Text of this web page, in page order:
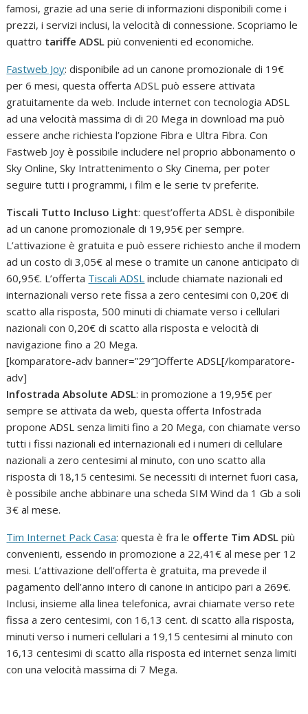
famosi, grazie ad una serie di informazioni disponibili come i
prezzi, i servizi inclusi, la velocità di connessione. Scopriamo le
quattro tariffe ADSL più convenienti ed economiche.
Fastweb Joy: disponibile ad un canone promozionale di 19€
per 6 mesi, questa offerta ADSL può essere attivata
gratuitamente da web. Include internet con tecnologia ADSL
ad una velocità massima di di 20 Mega in download ma può
essere anche richiesta l’opzione Fibra e Ultra Fibra. Con
Fastweb Joy è possibile includere nel proprio abbonamento o
Sky Online, Sky Intrattenimento o Sky Cinema, per poter
seguire tutti i programmi, i film e le serie tv preferite.
Tiscali Tutto Incluso Light: quest’offerta ADSL è disponibile
ad un canone promozionale di 19,95€ per sempre.
L’attivazione è gratuita e può essere richiesto anche il modem
ad un costo di 3,05€ al mese o tramite un canone anticipato di
60,95€. L’offerta Tiscali ADSL include chiamate nazionali ed
internazionali verso rete fissa a zero centesimi con 0,20€ di
scatto alla risposta, 500 minuti di chiamate verso i cellulari
nazionali con 0,20€ di scatto alla risposta e velocità di
navigazione fino a 20 Mega.
[komparatore-adv banner=”29″]Offerte ADSL[/komparatore-
adv]
Infostrada Absolute ADSL: in promozione a 19,95€ per
sempre se attivata da web, questa offerta Infostrada
propone ADSL senza limiti fino a 20 Mega, con chiamate verso
tutti i fissi nazionali ed internazionali ed i numeri di cellulare
nazionali a zero centesimi al minuto, con uno scatto alla
risposta di 18,15 centesimi. Se necessiti di internet fuori casa,
è possibile anche abbinare una scheda SIM Wind da 1 Gb a soli
3€ al mese.
Tim Internet Pack Casa: questa è fra le offerte Tim ADSL più
convenienti, essendo in promozione a 22,41€ al mese per 12
mesi. L’attivazione dell’offerta è gratuita, ma prevede il
pagamento dell’anno intero di canone in anticipo pari a 269€.
Inclusi, insieme alla linea telefonica, avrai chiamate verso rete
fissa a zero centesimi, con 16,13 cent. di scatto alla risposta,
minuti verso i numeri cellulari a 19,15 centesimi al minuto con
16,13 centesimi di scatto alla risposta ed internet senza limiti
con una velocità massima di 7 Mega.